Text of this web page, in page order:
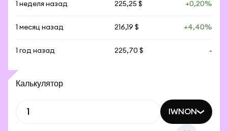
1 неделя назад 225,25 $ +0,20%
1 месяц назад 216,19 $ +4,40%
1 год назад 225,70 $ -
Калькулятор
IWNON